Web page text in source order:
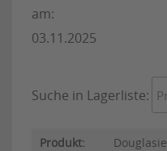
am:
03.11.2025
Suche in Lagerliste:
Douglasie